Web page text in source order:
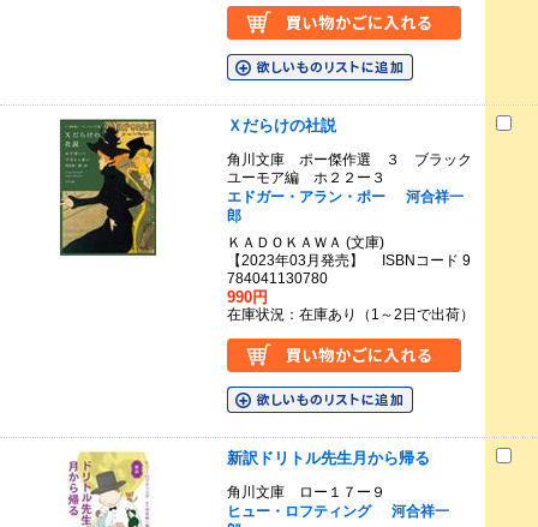
Ｘだらけの社説
角川文庫 ポー傑作選 ３ ブラック
ユーモア編 ホ２２ー３
エドガー・アラン・ポー
河合祥一
郎
ＫＡＤＯＫＡＷＡ (文庫)
【2023年03月発売】 ISBNコード 9
784041130780
990円
在庫状況：在庫あり（1～2日で出荷）
新訳ドリトル先生月から帰る
角川文庫 ロー１７ー９
ヒュー・ロフティング
河合祥一